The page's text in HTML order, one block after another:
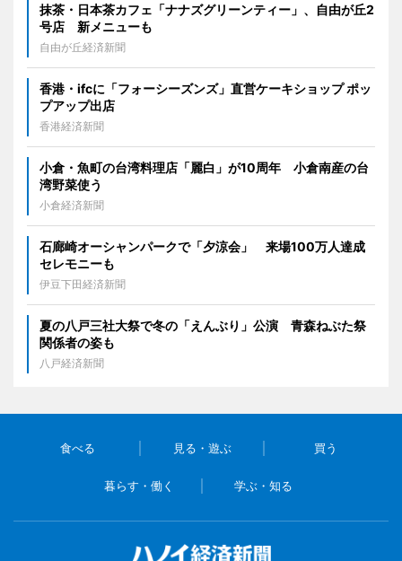
抹茶・日本茶カフェ「ナナズグリーンティー」、自由が丘2
号店 新メニューも
自由が丘経済新聞
香港・ifcに「フォーシーズンズ」直営ケーキショップ ポッ
プアップ出店
香港経済新聞
小倉・魚町の台湾料理店「麗白」が10周年 小倉南産の台
湾野菜使う
小倉経済新聞
石廊崎オーシャンパークで「夕涼会」 来場100万人達成
セレモニーも
伊豆下田経済新聞
夏の八戸三社大祭で冬の「えんぶり」公演 青森ねぶた祭
関係者の姿も
八戸経済新聞
食べる 見る・遊ぶ 買う
暮らす・働く 学ぶ・知る